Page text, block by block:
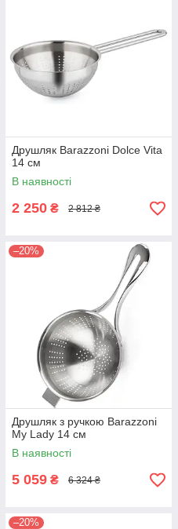
Друшляк Barazzoni Dolce Vita
14 см
В наявності
2 250 ₴ 2 812 ₴
–20%
Друшляк з ручкою Barazzoni
My Lady 14 см
В наявності
5 059 ₴ 6 324 ₴
–20%